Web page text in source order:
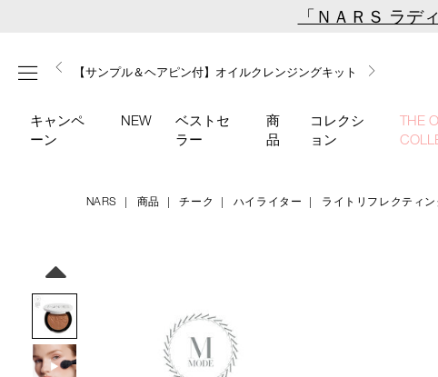
content
「ＮＡＲＳ ラデ
メニュー
【ミニパフプレゼント】新リキッドブラッシュご購入でプ
レゼント
【はじめての購入はこちらから】新リキッドブラッシュス
ターターキット
【サンプル＆ヘアピン付】オイルクレンジングキット
【ギフトショッパープレゼント】カラーアイテムをあの人
へのプレゼントに
【ポーチ＆ブラッシュプレゼント】ORGASM CAMPAIGN
キャンペ
ーン
NEW
ベストセ
ラー
商
品
コレクシ
ョン
THE
NARS 商品 チーク ハイライター ライトリフレクティ
luminizing-
powder-
04448/4535683265621.html
4535683265621